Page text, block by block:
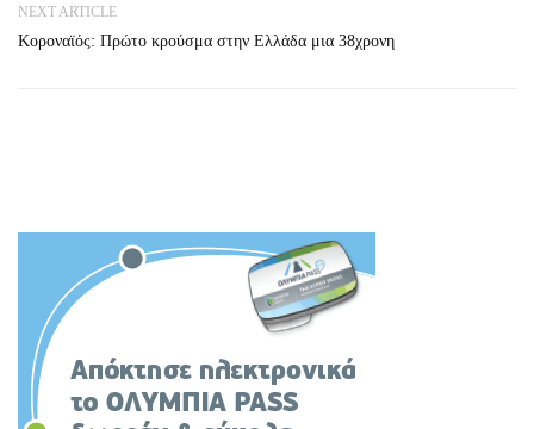
NEXT ARTICLE
Κοροναϊός: Πρώτο κρούσμα στην Ελλάδα μια 38χρονη